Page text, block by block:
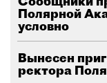
Полярной
условно
Вынесен
ректора